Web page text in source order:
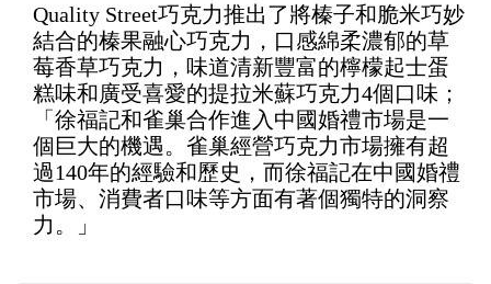
Quality Street巧克力推出了將榛子和脆米巧妙
結合的榛果融心巧克力，口感綿柔濃郁的草
莓香草巧克力，味道清新豐富的檸檬起士蛋
糕味和廣受喜愛的提拉米蘇巧克力4個口味；
「徐福記和雀巢合作進入中國婚禮市場是一
個巨大的機遇。雀巢經營巧克力市場擁有超
過140年的經驗和歷史，而徐福記在中國婚禮
市場、消費者口味等方面有著個獨特的洞察
力。」